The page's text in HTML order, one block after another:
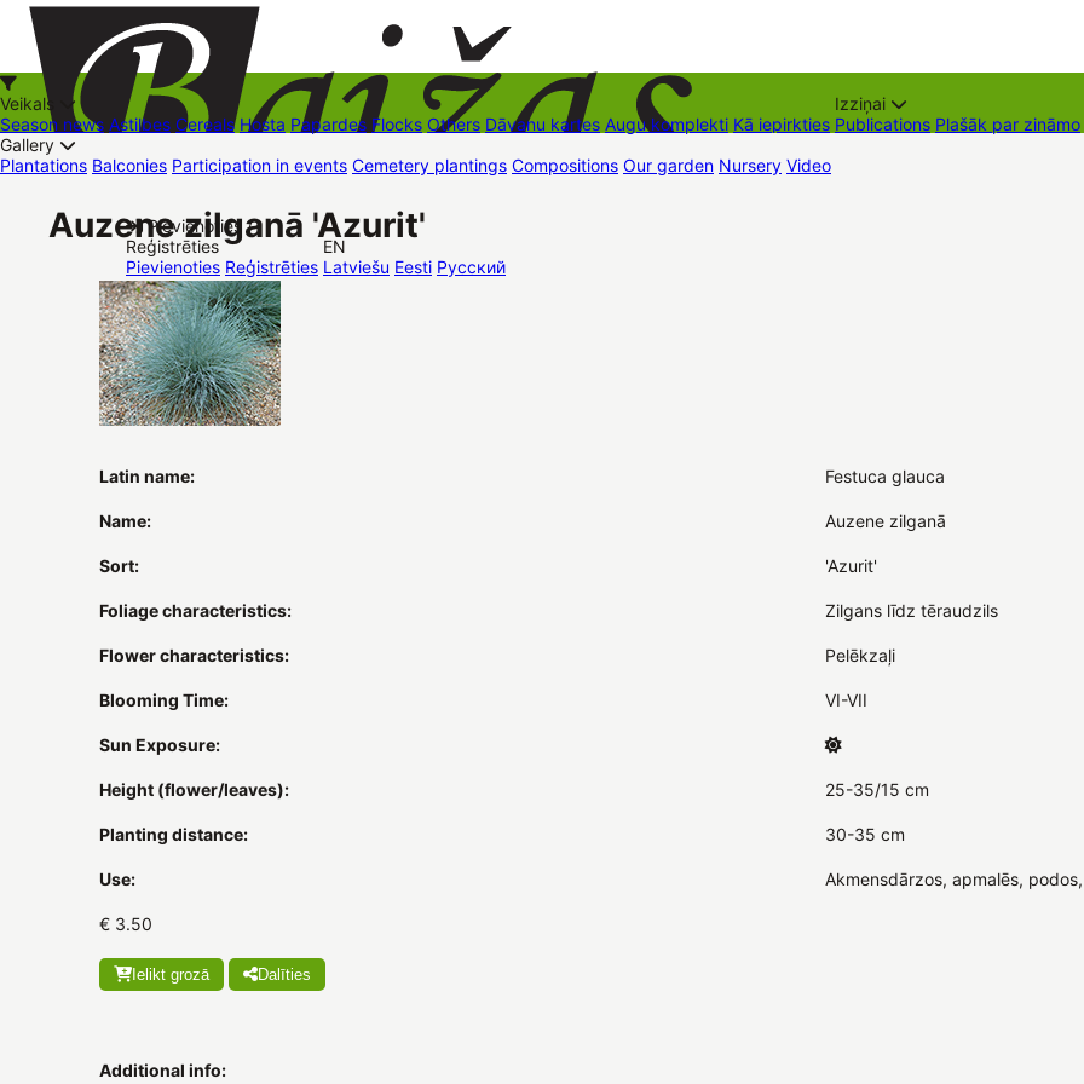
Pievienoties /
Reģistrēties
Pievienoties Reģistrēties
EN
Latviešu Eesti Русский
Veikals
Season news Astilbes Cereals Hosta Papardes Flocks Others Dāvanu kartes Augu komplekti Kā iepirkties
Izziņai
Publications Plašāk par zināmo
Gallery
Plantations Balconies Participation in events Cemetery plantings Compositions Our garden Nursery Video
Auzene zilganā 'Azurit'
Latin name: Festuca glauca
Name: Auzene zilganā
Sort: 'Azurit'
Foliage characteristics: Zilgans līdz tēraudzils
Flower characteristics: Pelēkzaļi
Blooming Time: VI-VII
Sun Exposure:
Height (flower/leaves): 25-35/15 cm
Planting distance: 30-35 cm
Use: Akmensdārzos, apmalēs,
€ 3.50
Ielikt grozā Dalīties
Additional info: